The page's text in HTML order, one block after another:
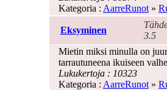
Kategoria : AarreRunot »
Eksyminen
3.5
Mietin miksi minulla on
tarrautuneena ikuiseen
Lukukertoja : 10323
Kategoria : AarreRunot »